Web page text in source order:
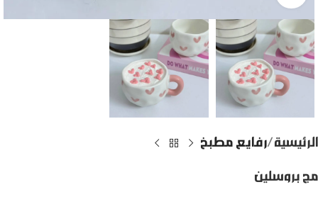
الرئيسية رفايع مطبخ
مج بروسلين